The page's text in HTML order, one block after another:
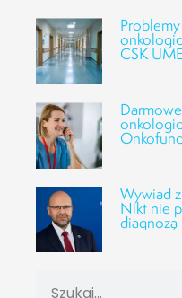
CSK
Wywiad
Nikt nie
diagnozą